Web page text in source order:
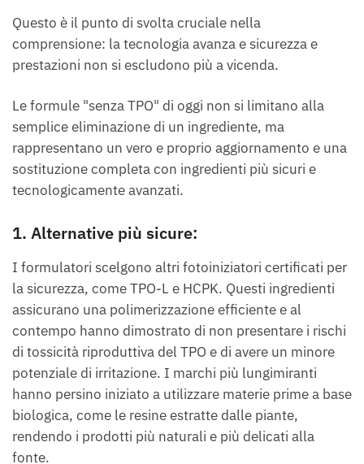
Questo è il punto di svolta cruciale nella
comprensione: la tecnologia avanza e sicurezza e
prestazioni non si escludono più a vicenda.
Le formule "senza TPO" di oggi non si limitano alla
semplice eliminazione di un ingrediente, ma
rappresentano un vero e proprio aggiornamento e una
sostituzione completa con ingredienti più sicuri e
tecnologicamente avanzati.
1. Alternative più sicure:
I formulatori scelgono altri fotoiniziatori certificati per
la sicurezza, come TPO-L e HCPK. Questi ingredienti
assicurano una polimerizzazione efficiente e al
contempo hanno dimostrato di non presentare i rischi
di tossicità riproduttiva del TPO e di avere un minore
potenziale di irritazione. I marchi più lungimiranti
hanno persino iniziato a utilizzare materie prime a base
biologica, come le resine estratte dalle piante,
rendendo i prodotti più naturali e più delicati alla
fonte.